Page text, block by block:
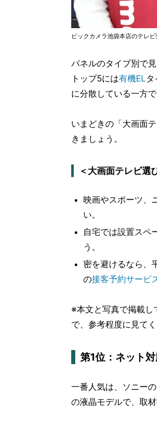
ビックカメラ池袋本店のテレ
パネルのタイプ別で
トップ5には有機EL
に分散している一方
いまどきの「大画面
きましょう。
＜大画面テレビ選
映画やスポーツ、
い。
自宅では設置スペ
う。
密を避けるなら、
の接客予約サービ
※本文と写真で掲載
で、参考程度に見てく
第1位：ネット
一番人気は、ソニー
の液晶モデルで、取